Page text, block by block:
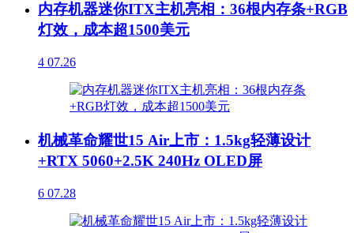
内存机器迷你ITX主机亮相：36根内存条+RGB
灯效，成本超1500美元
4 07.26
机械革命耀世15 Air上市：1.5kg轻薄设计
+RTX 5060+2.5K 240Hz OLED屏
6 07.28